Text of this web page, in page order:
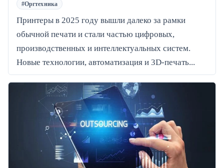
#Оргтехника
Принтеры в 2025 году вышли далеко за рамки
обычной печати и стали частью цифровых,
производственных и интеллектуальных систем.
Новые технологии, автоматизация и 3D-печать...